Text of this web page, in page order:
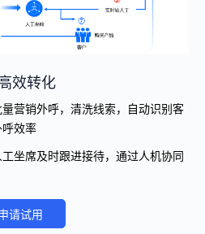
效转化
营销外呼，清洗线索，自动识别客
呼效率
坐席及时跟进接待，通过人机协同
请试用